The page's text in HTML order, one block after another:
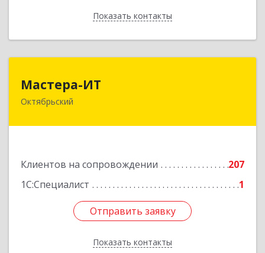
Показать контакты
Назад
Мастера-ИТ
Октябрьский
Клиентов на сопровождении
207
1С:Специалист
1
Отправить заявку
Показать контакты
452607, Башкортостан Респ, Октябрьский г,
Отправить заявку
Назад